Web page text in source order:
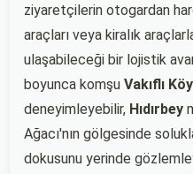
ziyaretçilerin otogardan
araçları veya kiralık
ulaşabileceği bir lojistik
boyunca komşu Vakıflı
deneyimleyebilir, Hıdırbey
Ağacı'nın gölgesinde
dokusunu yerinde